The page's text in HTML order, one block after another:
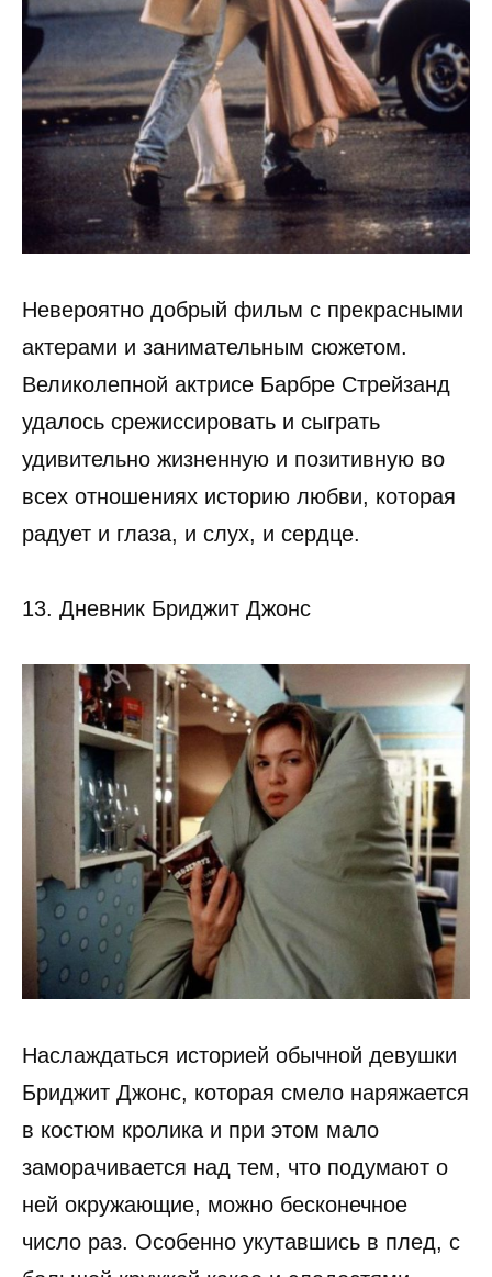
Невероятно добрый фильм с прекрасными
актерами и занимательным сюжетом.
Великолепной актрисе Барбре Стрейзанд
удалось срежиссировать и сыграть
удивительно жизненную и позитивную во
всех отношениях историю любви, которая
радует и глаза, и слух, и сердце.
13. Дневник Бриджит Джонс
Наслаждаться историей обычной девушки
Бриджит Джонс, которая смело наряжается
в костюм кролика и при этом мало
заморачивается над тем, что подумают о
ней окружающие, можно бесконечное
число раз. Особенно укутавшись в плед, с